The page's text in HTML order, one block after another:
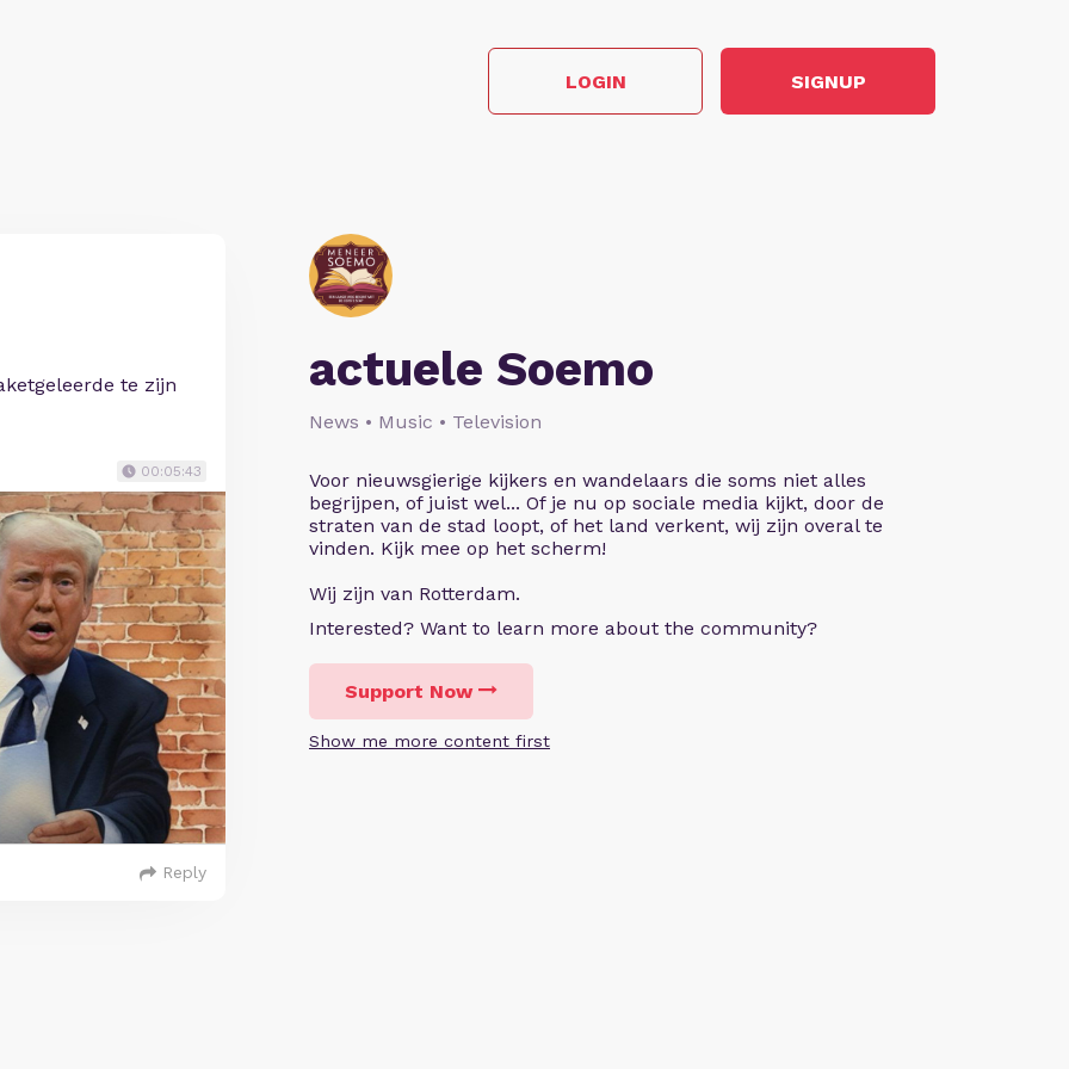
LOGIN SIGNUP
actuele Soemo
News • Music • Television
Voor nieuwsgierige kijkers en wandelaars die soms niet alles
begrijpen, of juist wel... Of je nu op sociale media kijkt, door de
straten van de stad loopt, of het land verkent, wij zijn overal te
vinden. Kijk mee op het scherm!
Wij zijn van Rotterdam.
Interested? Want to learn more about the community?
Support Now
Show me more content first
te zijn
00:05:43
Reply